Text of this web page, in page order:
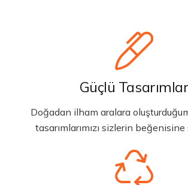
Güçlü Tasarımlar
Doğadan ilham aralara
tasarımlarımızı sizlerin beğenisine